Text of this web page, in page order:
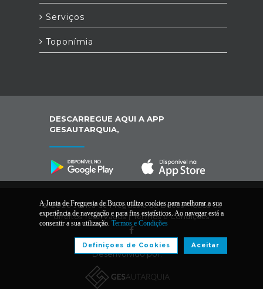
Serviços
Toponímia
DESCARREGUE AQUI A APP
GESAUTARQUIA,
© 2026 Junta de Freguesia de Bucos. Todos os
direitos reservados |Termos e Condições
Desenvolvido por:
A Junta de Freguesia de Bucos utiliza cookies para melhorar a sua
experiência de navegação e para fins estatísticos. Ao navegar está a
consentir a sua utilização. Termos e Condições
Aceitar
Definiçoes de Cookies